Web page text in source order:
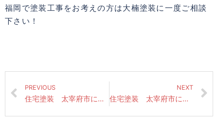
福岡で塗装工事をお考えの方は大楠塗装に一度ご相談
下さい！
PREVIOUS
住宅塗装 太宰府市にて昨日の作業風景（外壁上塗り仕上げ・付帯部塗装）
NEXT
住宅塗装 太宰府市にて昨日の作業風景（雨樋・破風板塗装仕上げ・鉄部関係中塗り）